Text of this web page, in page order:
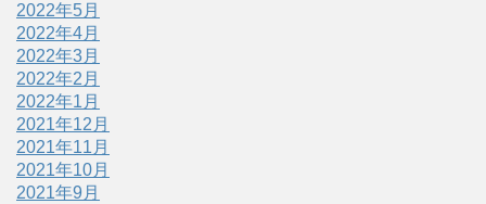
2022年5月
2022年4月
2022年3月
2022年2月
2022年1月
2021年12月
2021年11月
2021年10月
2021年9月